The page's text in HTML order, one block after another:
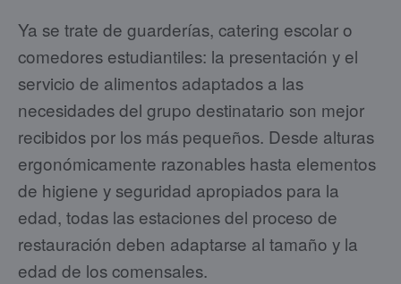
Ya se trate de guarderías, catering escolar o
comedores estudiantiles: la presentación y el
servicio de alimentos adaptados a las
necesidades del grupo destinatario son mejor
recibidos por los más pequeños. Desde alturas
ergonómicamente razonables hasta elementos
de higiene y seguridad apropiados para la
edad, todas las estaciones del proceso de
restauración deben adaptarse al tamaño y la
edad de los comensales.